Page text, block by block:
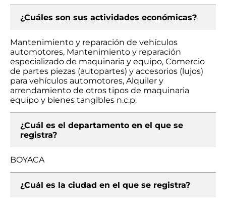
¿Cuáles son sus actividades económicas?
Mantenimiento y reparación de vehículos
automotores, Mantenimiento y reparación
especializado de maquinaria y equipo, Comercio
de partes piezas (autopartes) y accesorios (lujos)
para vehículos automotores, Alquiler y
arrendamiento de otros tipos de maquinaria
equipo y bienes tangibles n.c.p.
¿Cuál es el departamento en el que se
registra?
BOYACA
¿Cuál es la ciudad en el que se registra?